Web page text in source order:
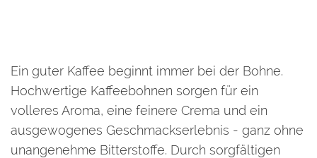
Ein guter Kaffee beginnt immer bei der Bohne.
Hochwertige Kaffeebohnen sorgen für ein
volleres Aroma, eine feinere Crema und ein
ausgewogenes Geschmackserlebnis - ganz ohne
unangenehme Bitterstoffe. Durch sorgfältigen